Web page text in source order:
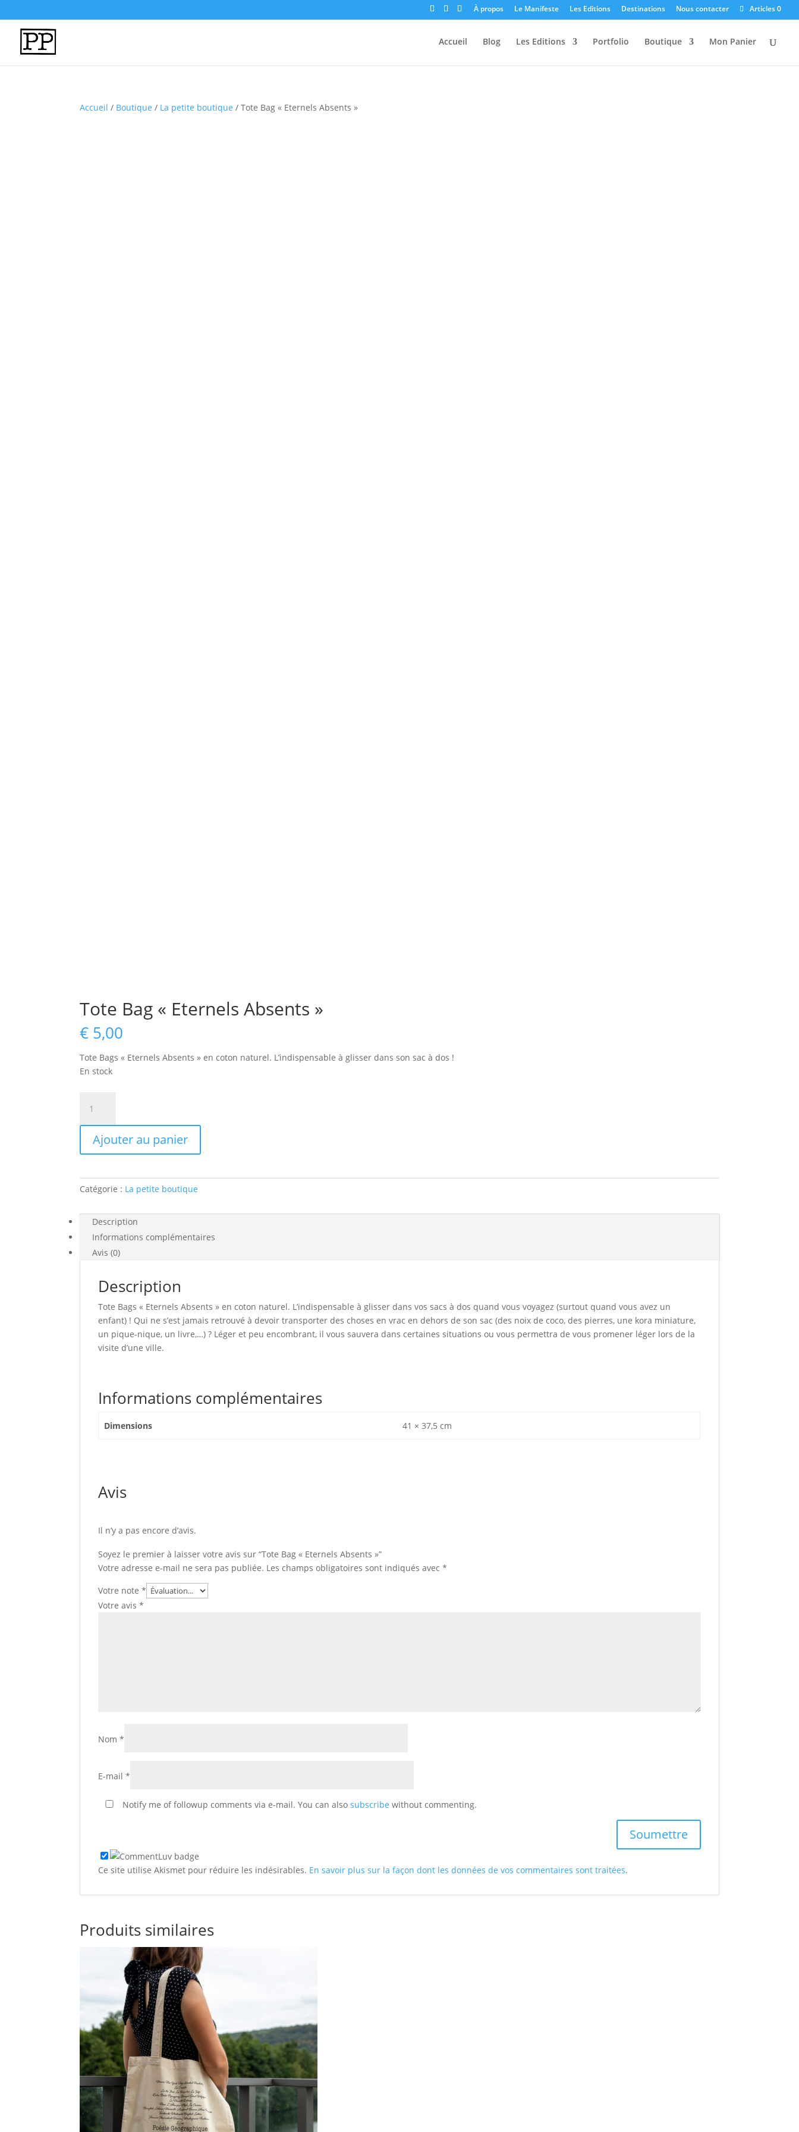
À propos Le Manifeste Les Editions Destinations Nous contacter Articles 0
Accueil Blog Les Editions Portfolio Boutique Mon Panier
Accueil / Boutique / La petite boutique / Tote Bag « Eternels Absents »
Tote Bag « Eternels Absents »
€ 5,00
Tote Bags « Eternels Absents » en coton naturel. L’indispensable à glisser dans son sac à dos !
En stock
Tote
Bag
"Eternels
Ajouter au panier
Catégorie : La petite boutique
Description
Informations complémentaires
Avis (0)
Description
Tote Bags « Eternels Absents » en coton naturel. L’indispensable à glisser dans vos sacs à dos quand vous voyagez (surtout quand vous avez un
enfant) ! Qui ne s’est jamais retrouvé à devoir transporter des choses en vrac en dehors de son sac (des noix de coco, des pierres, une kora miniature,
un pique-nique, un livre,…) ? Léger et peu encombrant, il vous sauvera dans certaines situations ou vous permettra de vous promener léger lors de la
visite d’une ville.
Informations complémentaires
Dimensions 41 × 37,5 cm
Avis
Il n’y a pas encore d’avis.
Soyez le premier à laisser votre avis sur “Tote Bag « Eternels Absents »”
Votre adresse e-mail ne sera pas publiée. Les champs obligatoires sont indiqués avec*
Votre note*
Votre avis*
Nom*
E-mail*
Notify me of followup comments via e-mail. You can alsosubscribe without commenting.
Ce site utilise Akismet pour réduire les indésirables. En savoir plus sur la façon dont les données de vos commentaires sont traitées.
Produits similaires